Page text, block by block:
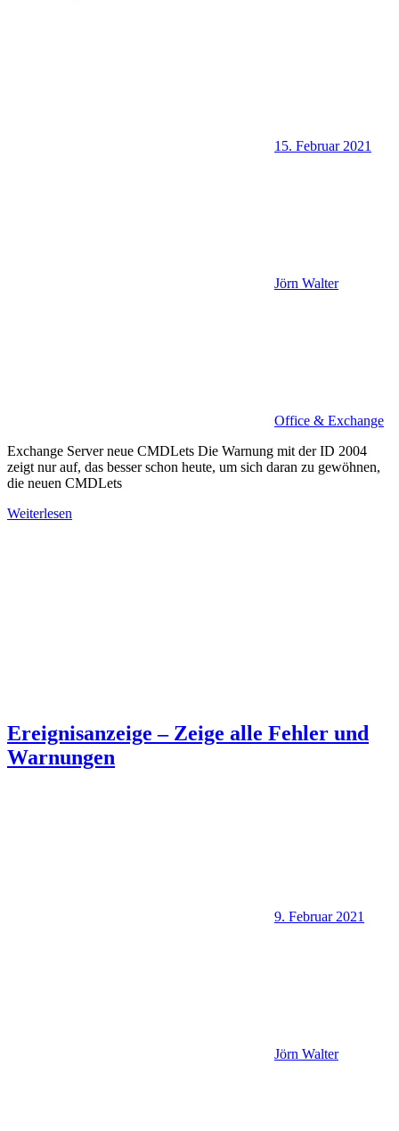
15. Februar 2021
Jörn Walter
Office & Exchange
Exchange Server neue CMDLets Die Warnung mit der ID 2004
zeigt nur auf, das besser schon heute, um sich daran zu gewöhnen,
die neuen CMDLets
Weiterlesen
Ereignisanzeige – Zeige alle Fehler und
Warnungen
9. Februar 2021
Jörn Walter